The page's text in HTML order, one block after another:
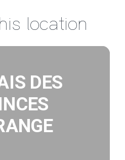
location
DES